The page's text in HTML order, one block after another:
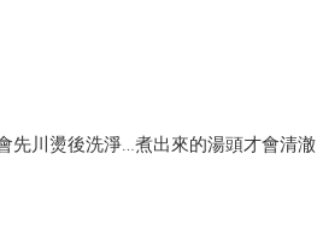
先川燙後洗淨…煮出來的湯頭才會清澈